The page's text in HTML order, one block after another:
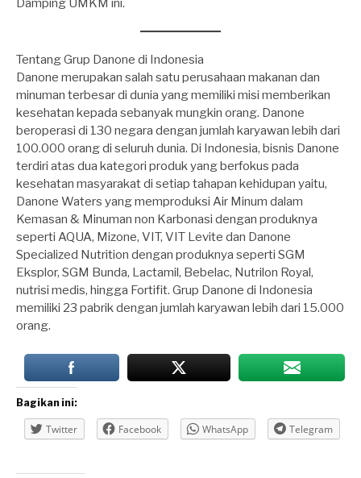
Damping UMKM ini.
Tentang Grup Danone di Indonesia
Danone merupakan salah satu perusahaan makanan dan
minuman terbesar di dunia yang memiliki misi memberikan
kesehatan kepada sebanyak mungkin orang. Danone
beroperasi di 130 negara dengan jumlah karyawan lebih dari
100.000 orang di seluruh dunia. Di Indonesia, bisnis Danone
terdiri atas dua kategori produk yang berfokus pada
kesehatan masyarakat di setiap tahapan kehidupan yaitu,
Danone Waters yang memproduksi Air Minum dalam
Kemasan & Minuman non Karbonasi dengan produknya
seperti AQUA, Mizone, VIT, VIT Levite dan Danone
Specialized Nutrition dengan produknya seperti SGM
Eksplor, SGM Bunda, Lactamil, Bebelac, Nutrilon Royal,
nutrisi medis, hingga Fortifit. Grup Danone di Indonesia
memiliki 23 pabrik dengan jumlah karyawan lebih dari 15.000
orang.
Bagikan ini:
Twitter Facebook WhatsApp Telegram